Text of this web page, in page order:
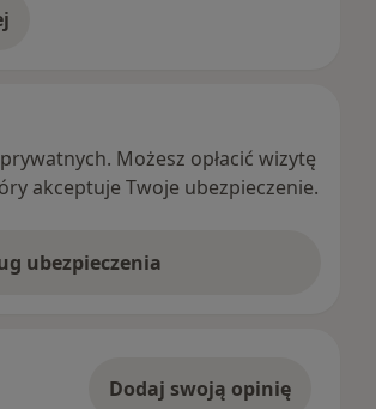
Możesz opłacić wizytę
akceptuje Twoje ubezpieczenie.
ubezpieczenia
Dodaj swoją opinię